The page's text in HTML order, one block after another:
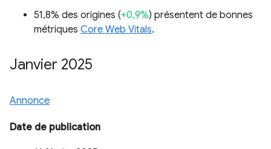
51,8% des origines (+0,9%) présentent de bonnes
métriques Core Web Vitals.
Janvier 2025
Annonce
Date de publication